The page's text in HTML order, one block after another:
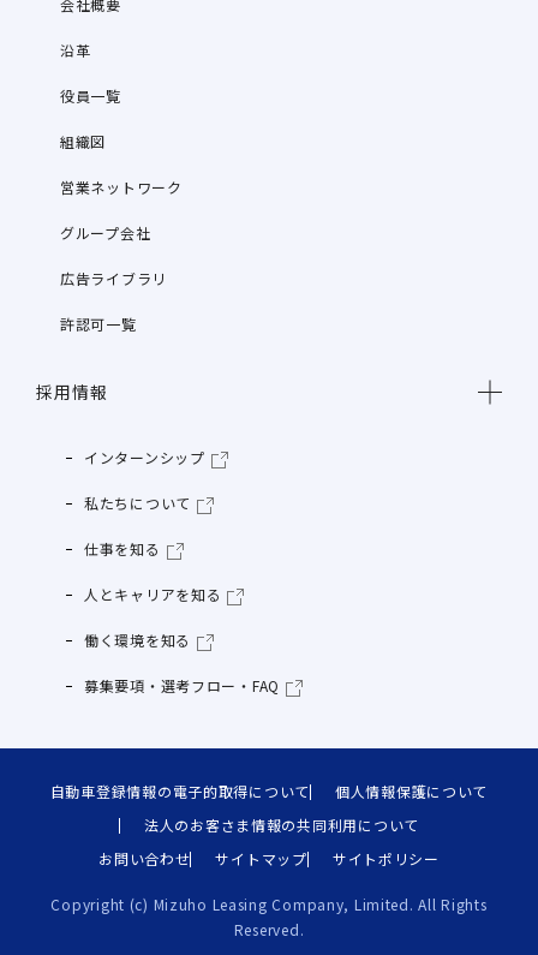
会社概要
沿革
役員一覧
組織図
営業ネットワーク
グループ会社
広告ライブラリ
許認可一覧
採用情報
インターンシップ
私たちについて
仕事を知る
人とキャリアを知る
働く環境を知る
募集要項・選考フロー・FAQ
自動車登録情報の電子的取得について
個人情報保護について
法人のお客さま情報の共同利用について
お問い合わせ
サイトマップ サイトポリシー
Copyright (c) Mizuho Leasing Company, Limited. All Rights
Reserved.